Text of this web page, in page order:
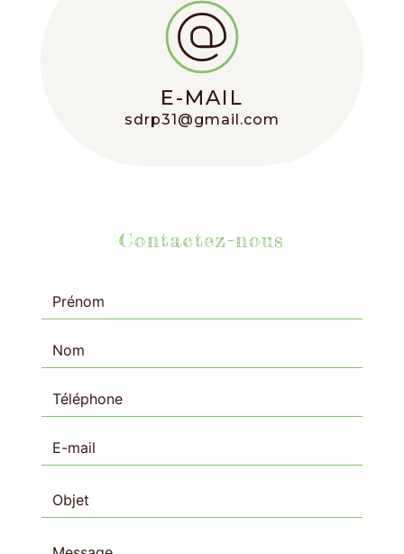
E-MAIL
sdrp31@gmail.com
Contactez-nous